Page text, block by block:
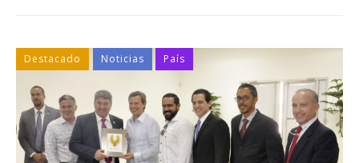
Destacado Noticias País